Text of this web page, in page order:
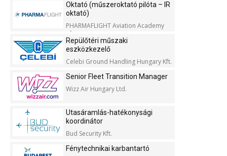
Oktató (műszeroktató pilóta – IR
oktató)
PHARMAFLIGHT Aviation Academy
Kft.
Repülőtéri műszaki
eszközkezelő
Celebi Ground Handling Hungary Kft.
Senior Fleet Transition Manager
Wizz Air Hungary Ltd.
Utasáramlás-hatékonysági
koordinátor
Bud Security Kft.
Fénytechnikai karbantartó